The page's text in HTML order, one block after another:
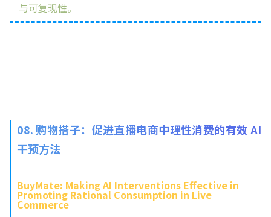
与可复现性。
08. 购物搭子：促进直播电商中理性消费的有效 AI
干预方法
BuyMate: Making AI Interventions Effective in
Promoting Rational Consumption in Live
Commerce